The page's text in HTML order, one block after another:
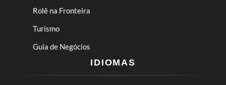
Rolê na Fronteira
Turismo
Guia de Negócios
IDIOMAS